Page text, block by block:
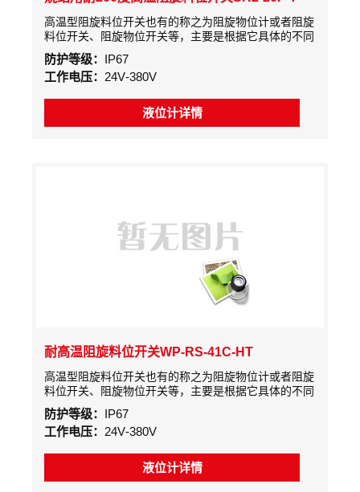
720
高温型阻旋料位开关也有的称之为阻旋物位计或者阻旋
料位开关、阻旋物位开关等，主要是根据它具体的不同
用途的不同名称。阻旋式料位开关是采用交流微电机经
减速后，带动检测叶片慢速旋转。当被测物料的料位上
升使叶片的转动受到阻挡时，检测机构主轴产生旋转位
防护等级： IP67
工作电压： 24V-380V
液位计详情
耐高温阻旋料位开关WP-RS-41C-HT
高温型阻旋料位开关也有的称之为阻旋物位计或者阻旋
料位开关、阻旋物位开关等，主要是根据它具体的不同
用途的不同名称。阻旋式料位开关是采用交流微电机经
减速后，带动检测叶片慢速旋转。当被测物料的料位上
升使叶片的转动受到阻挡时，检测机构主轴产生旋转位
随后另一个微动开关动作，切断微电机的电源使其停止
转动。只要仓内的料位不变，此种状态便将一直保持下
防护等级： IP67
工作电压： 24V-380V
液位计详情